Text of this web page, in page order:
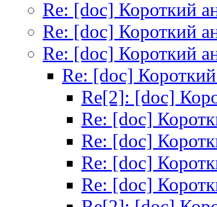
Re: [doc] Короткий
Re: [doc] Короткий
Re: [doc] Короткий
Re: [doc]
Re[2]: [doc]
Re: [doc]
Re: [doc]
Re: [doc]
Re: [doc]